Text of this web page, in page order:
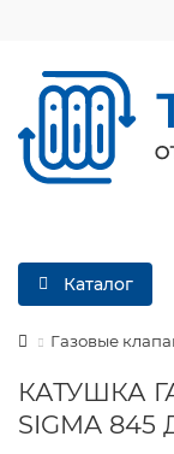
Каталог
Газовые
КАТУШКА
SIGMA